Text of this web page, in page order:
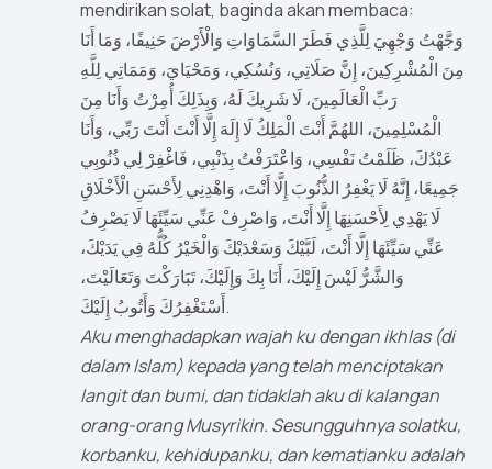
mendirikan solat, baginda akan membaca:
وَجَّهْتُ وَجْهِيَ لِلَّذِي فَطَرَ السَّمَاوَاتِ وَالْأَرْضَ حَنِيفًا، وَمَا أَنَا
مِنَ الْمُشْرِكِينَ، إِنَّ صَلَاتِي، وَنُسُكِي، وَمَحْيَايَ، وَمَمَاتِي لِلَّهِ
رَبِّ الْعَالَمِينَ، لَا شَرِيكَ لَهُ، وَبِذَلِكَ أُمِرْتُ وَأَنَا مِنَ
الْمُسْلِمِينَ، اللهُمَّ أَنْتَ الْمَلِكُ لَا إِلَهَ إِلَّا أَنْتَ أَنْتَ رَبِّي، وَأَنَا
عَبْدُكَ، ظَلَمْتُ نَفْسِي، وَاعْتَرَفْتُ بِذَنْبِي، فَاغْفِرْ لِي ذُنُوبِي
جَمِيعًا، إِنَّهُ لَا يَغْفِرُ الذُّنُوبَ إِلَّا أَنْتَ، وَاهْدِنِي لِأَحْسَنِ الْأَخْلَاقِ
لَا يَهْدِي لِأَحْسَنِهَا إِلَّا أَنْتَ، وَاصْرِفْ عَنِّي سَيِّئَهَا لَا يَصْرِفُ
عَنِّي سَيِّئَهَا إِلَّا أَنْتَ، لَبَّيْكَ وَسَعْدَيْكَ وَالْخَيْرُ كُلُّهُ فِي يَدَيْكَ،
وَالشَّرُّ لَيْسَ إِلَيْكَ، أَنَا بِكَ وَإِلَيْكَ، تَبَارَكْتَ وَتَعَالَيْتَ،
أَسْتَغْفِرُكَ وَأَتُوبُ إِلَيْكَ.
Aku menghadapkan wajah ku dengan ikhlas (di
dalam Islam) kepada yang telah menciptakan
langit dan bumi, dan tidaklah aku di kalangan
orang-orang Musyrikin. Sesungguhnya solatku,
korbanku, kehidupanku, dan kematianku adalah